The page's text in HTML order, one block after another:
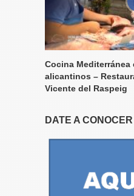
Cocina Mediterránea
alicantinos –
Vicente del Raspeig
DATE A